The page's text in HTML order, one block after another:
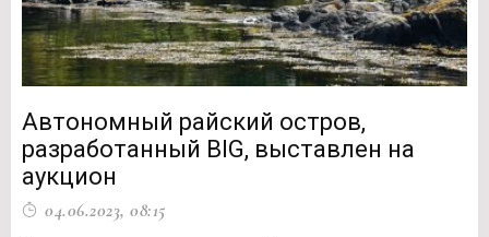
Автономный райский остров,
разработанный BIG, выставлен на
аукцион
04.06.2023, 08:15